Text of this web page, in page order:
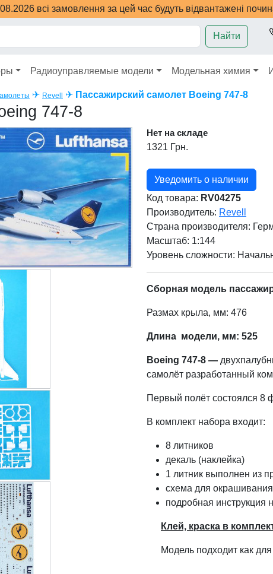
всі замовлення за цей час будуть відвантажені
Найти
Радиоуправляемые модели Модельная химия
✈ Revell ✈ Пассажирский самолет Boeing 747-8
747-8
Нет на складе
1321 Грн.
Уведомить о наличии
Код товара: RV04275
Производитель: Revell
Страна производителя:
Масштаб: 1:144
Уровень сложности:
Сборная модель
Размах крыла, мм: 476
Длина модели, мм: 525
Boeing 747-8 —
самолёт разработанный
Первый полёт состоялся 8
В комплект набора входит:
8 литников
декаль (наклейка)
1 литник выполнен из
схема для
подробная инструкция
Клей, краска в
Модель подходит как